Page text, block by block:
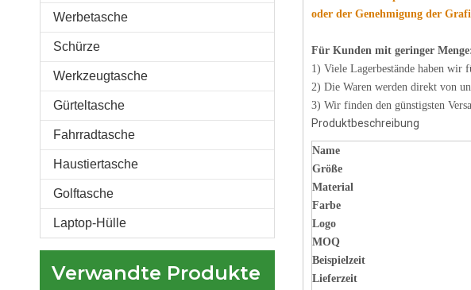
Werbetasche
Schürze
Werkzeugtasche
Gürteltasche
Fahrradtasche
Haustiertasche
Golftasche
Laptop-Hülle
Verwandte Produkte
oder der Genehmigung der
Für Kunden mit geringer
1) Viele Lagerbestände haben wir
2) Die Waren werden direkt von
3) Wir finden den günstigsten
Produktbeschreibung
Name
Größe
Material
Farbe
Logo
MOQ
Beispielzeit
Lieferzeit